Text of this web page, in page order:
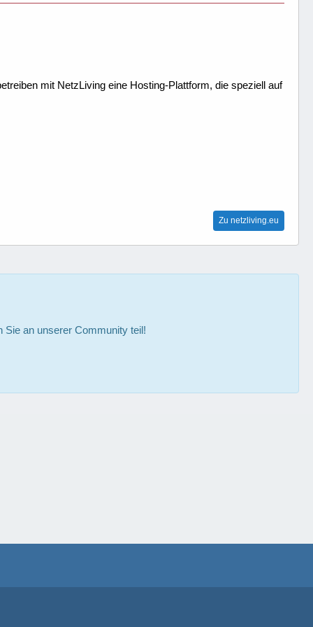
mit NetzLiving eine Hosting-Plattform, die speziell auf
Zu netzliving.eu
Sie an unserer Community teil!